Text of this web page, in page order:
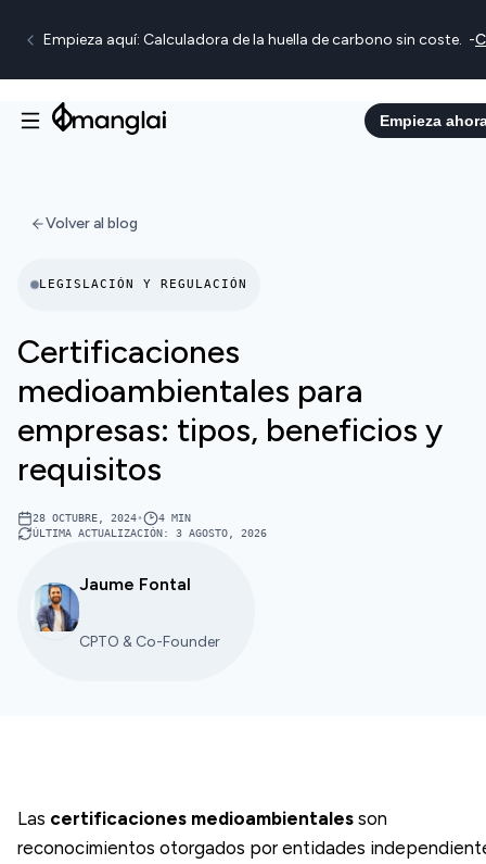
Empieza aquí: Calculadora de la huella de carbono sin coste. -
Empieza
Volver al blog
LEGISLACIÓN Y REGULACIÓN
Certificaciones
medioambientales para
empresas: tipos, beneficios y
requisitos
28 OCTUBRE, 2024• 4 MIN
ÚLTIMA ACTUALIZACIÓN: 3 AGOSTO, 2026
Jaume Fontal
CPTO & Co-Founder
Las certificaciones medioambientales son
reconocimientos otorgados por entidades